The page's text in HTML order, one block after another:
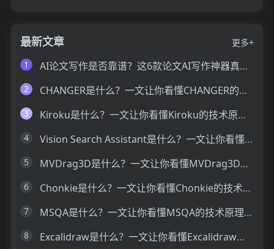
最新文章
更多+
1
AI论文写作是否靠谱？这6款论文AI写作神器真的可以让你效率翻倍
2 CHANGER是什么？一文让你看懂CHANGER的技术原理、主要功能、应用场景
3 Kiroku是什么？一文让你看懂Kiroku的技术原理、主要功能、应用场景
4 Vision Search Assistant是什么？一文让你看懂Vision Search Assistant的技术原理、主要功能、应用场景
5 MVDrag3D是什么？一文让你看懂MVDrag3D的技术原理、主要功能、应用场景
6 Chonkie是什么？一文让你看懂Chonkie的技术原理、主要功能、应用场景
7 MSQA是什么？一文让你看懂MSQA的技术原理、主要功能、应用场景
8 Excalidraw是什么？一文让你看懂Excalidraw的技术原理、主要功能、应用场景